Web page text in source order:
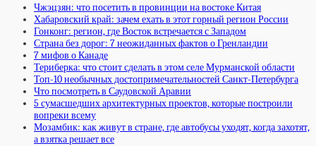
Чжэцзян: что посетить в провинции на востоке Китая
Хабаровский край: зачем ехать в этот горный регион России
Гонконг: регион, где Восток встречается с Западом
Страна без дорог: 7 неожиданных фактов о Гренландии
7 мифов о Канаде
Териберка: что стоит сделать в этом селе Мурманской области
Топ-10 необычных достопримечательностей Санкт-Петербурга
Что посмотреть в Саудовской Аравии
5 сумасшедших архитектурных проектов, которые построили
вопреки всему
Мозамбик: как живут в стране, где автобусы уходят, когда захотят,
а взятка решает все